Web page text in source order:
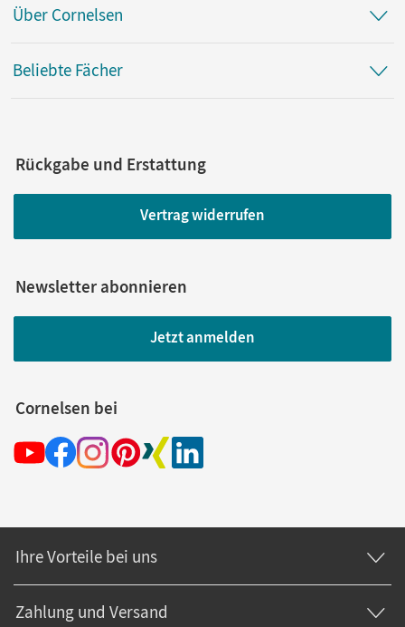
Über Cornelsen
Beliebte Fächer
Rückgabe und Erstattung
Vertrag widerrufen
Newsletter abonnieren
Jetzt anmelden
Cornelsen bei
Ihre Vorteile bei uns
Zahlung und Versand